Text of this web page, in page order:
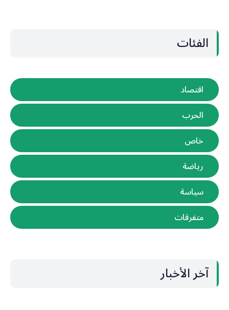
الفئات
اقتصاد
الحرب
خاص
رياضة
سياسة
متفرقات
آخر الأخبار